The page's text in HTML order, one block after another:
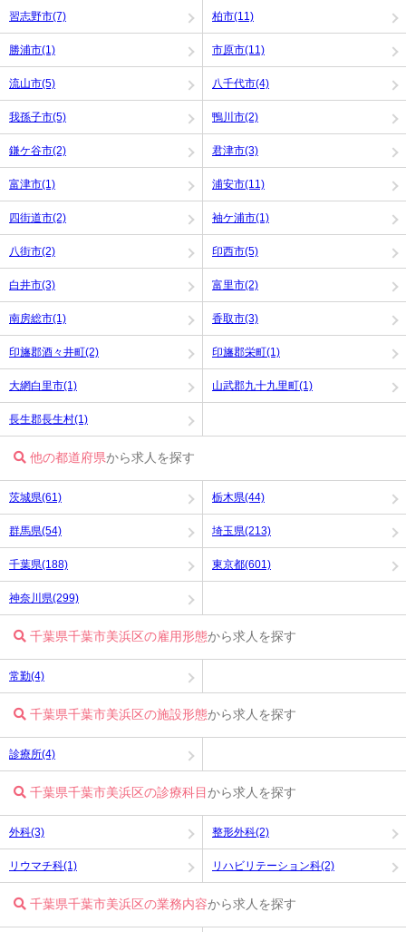
習志野市(7) 柏市(11)
勝浦市(1) 市原市(11)
流山市(5) 八千代市(4)
我孫子市(5) 鴨川市(2)
鎌ケ谷市(2) 君津市(3)
富津市(1) 浦安市(11)
四街道市(2) 袖ケ浦市(1)
八街市(2) 印西市(5)
白井市(3) 富里市(2)
南房総市(1) 香取市(3)
印旛郡酒々井町(2) 印旛郡栄町(1)
大網白里市(1) 山武郡九十九里町(1)
長生郡長生村(1)
他の都道府県から求人を探す
茨城県(61) 栃木県(44)
群馬県(54) 埼玉県(213)
千葉県(188) 東京都(601)
神奈川県(299)
千葉県千葉市美浜区の雇用形態から求人を探す
常勤(4)
千葉県千葉市美浜区の施設形態から求人を探す
診療所(4)
千葉県千葉市美浜区の診療科目から求人を探す
外科(3) 整形外科(2)
リウマチ科(1) リハビリテーション科(2)
千葉県千葉市美浜区の業務内容から求人を探す